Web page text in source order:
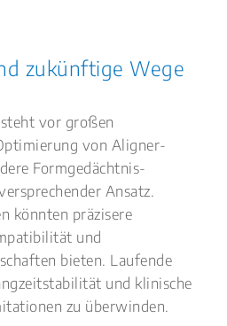
zukünftige Wege
vor großen
von Aligner-
Formgedächtnis-
Ansatz.
könnten präzisere
und
bieten. Laufende
und klinische
zu überwinden.